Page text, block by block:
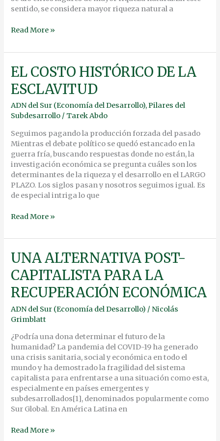
sentido, se considera mayor riqueza natural a
Read More »
EL COSTO HISTÓRICO DE LA
ESCLAVITUD
ADN del Sur (Economía del Desarrollo),Pilares del
Subdesarrollo / Tarek Abdo
Seguimos pagando la producción forzada del pasado
Mientras el debate político se quedó estancado en la
guerra fría, buscando respuestas donde no están, la
investigación económica se pregunta cuáles son los
determinantes de la riqueza y el desarrollo en el LARGO
PLAZO. Los siglos pasan y nosotros seguimos igual. Es
de especial intriga lo que
EL
COSTO
HISTÓRICO
LA
ESCLAVITUD
Read More »
UNA ALTERNATIVA POST-
CAPITALISTA PARA LA
RECUPERACIÓN ECONÓMICA
ADN del Sur (Economía del Desarrollo) /Nicolás
Grimblatt
¿Podría una dona determinar el futuro de la
humanidad? La pandemia del COVID-19 ha generado
una crisis sanitaria, social y económica en todo el
mundo y ha demostrado la fragilidad del sistema
capitalista para enfrentarse a una situación como esta,
especialmente en países emergentes y
subdesarrollados[1], denominados popularmente como
Sur Global. En América Latina en
UNA
ALTERNATIVA
POST-
CAPITALISTA
PARA
LA
RECUPERACIÓN
Read More »